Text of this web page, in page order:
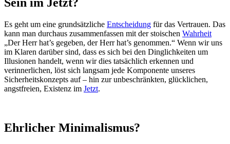
Es geht um eine grundsätzliche Entscheidung für das Vertrauen. Das
kann man durchaus zusammenfassen mit der stoischen Wahrheit
„Der Herr hat’s gegeben, der Herr hat’s genommen.“ Wenn wir uns
im Klaren darüber sind, dass es sich bei den Dinglichkeiten um
Illusionen handelt, wenn wir dies tatsächlich erkennen und
verinnerlichen, löst sich langsam jede Komponente unseres
Sicherheitskonzepts auf – hin zur unbeschränkten, glücklichen,
angstfreien, Existenz im Jetzt.
Ehrlicher Minimalismus?